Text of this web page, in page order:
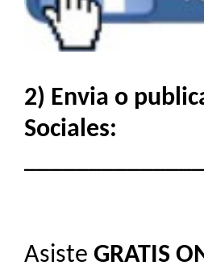
2) Envia o
Sociales:
Asiste GRATIS